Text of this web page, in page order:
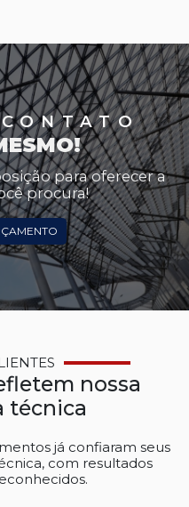
MAIS
para oferecer a
procura!
nossa
técnica
já confiaram seus
com resultados